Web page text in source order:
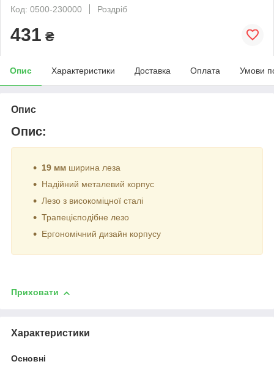
Код: 0500-230000
Роздріб
431 ₴
Опис Характеристики Доставка Оплата Умови
Опис
Опис:
19 мм ширина леза
Надійний металевий корпус
Лезо з високоміцної сталі
Трапецієподібне лезо
Ергономічний дизайн корпусу
Приховати
Характеристики
Основні